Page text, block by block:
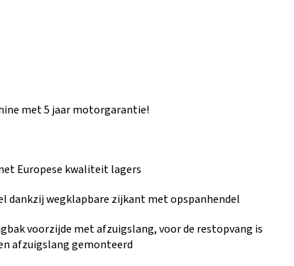
met 5 jaar motorgarantie!
Europese kwaliteit lagers
dankzij wegklapbare zijkant met opspanhendel
voorzijde met afzuigslang, voor de restopvang is
afzuigslang gemonteerd